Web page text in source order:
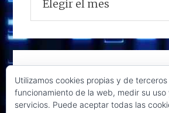
Utilizamos cookies propias y de
funcionamiento de la web, medir su uso
servicios. Puede aceptar todas las